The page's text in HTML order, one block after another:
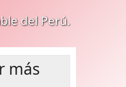
del Perú.
más